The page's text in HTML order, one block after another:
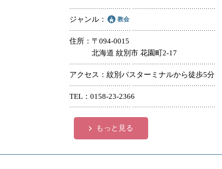
ジャンル 教会
住所
〒094-0015
北海道 紋別市 花園町2-17
アクセス 紋別バスターミナルから徒歩5分
TEL 0158-23-2366
もっと見る